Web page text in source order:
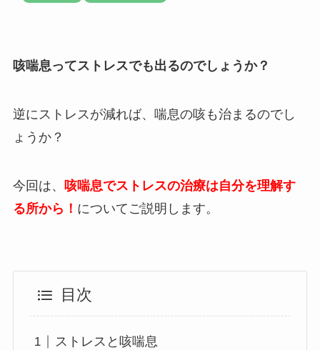
咳喘息ってストレスでも出るのでしょうか？
逆にストレスが減れば、喘息の咳も治まるのでし
ょうか？
今回は、
咳喘息でストレスの治療は自分を理解す
る所から！ についてご説明します。
目次
ストレスと咳喘息